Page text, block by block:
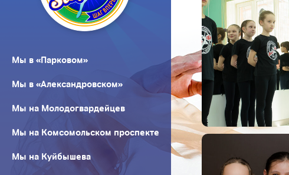
Мы в «Парковом»
Мы в «Александровском»
Мы на Молодогвардейцев
Мы на Комсомольском проспекте
Мы на Куйбышева